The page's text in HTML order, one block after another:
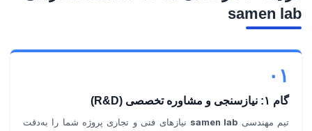
samen lab
۰۱
گام ۱: نیازسنجی و مشاوره تخصصی (R&D)
تیم مهندسی samen lab نیازهای فنی و تجاری پروژه شما را به‌دقت